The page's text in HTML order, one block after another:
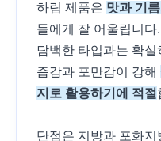
하림 제품은 맛과 기
들에게 잘 어울립니
담백한 타입과는 확
즙감과 포만감이 강해
지로 활용하기에 적절
단점은 지방과 포화